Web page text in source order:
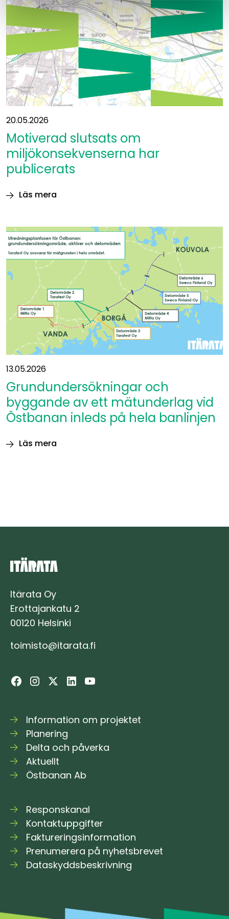
på
20.05.2026
Motiverad slutsats om
miljökonsekvenserna har
publicerats
Läs mera
om
miljökonsekvenserna
har
publicerats
13.05.2026
Grundundersökningar och
byggande av ett mätunderlag vid
Östbanan inleds på hela banlinjen
Läs mera
vid
på
banlinjen
Itärata Oy
Erottajankatu 2
00120 Helsinki
toimisto@itarata.fi
Information om projektet
Planering
Delta och påverka
Aktuellt
Östbanan Ab
Responskanal
Kontaktuppgifter
Faktureringsinformation
Prenumerera på nyhetsbrevet
Dataskyddsbeskrivning